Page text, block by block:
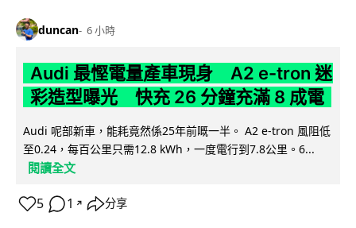
duncan 6 小時
Audi 最慳電量產車現身 A2 e-tron 迷
彩造型曝光 快充 26 分鐘充滿 8 成電
Audi 呢部新車，能耗竟然係25年前嘅一半。 A2 e-tron 風阻低
至0.24，每百公里只需12.8 kWh，一度電行到7.8公里。6...
閱讀全文
5 1 ↗ 分享